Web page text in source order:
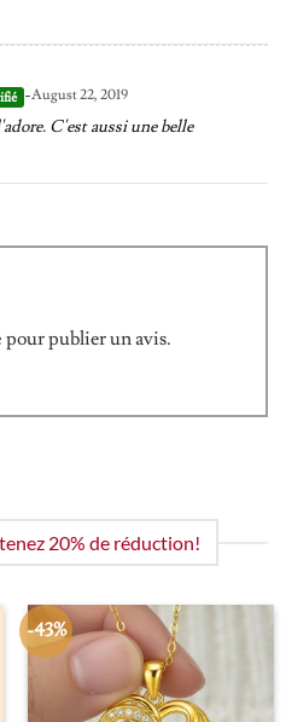
-August 22, 2019
C'est aussi une belle
pour publier un avis.
20% de réduction!
-43%